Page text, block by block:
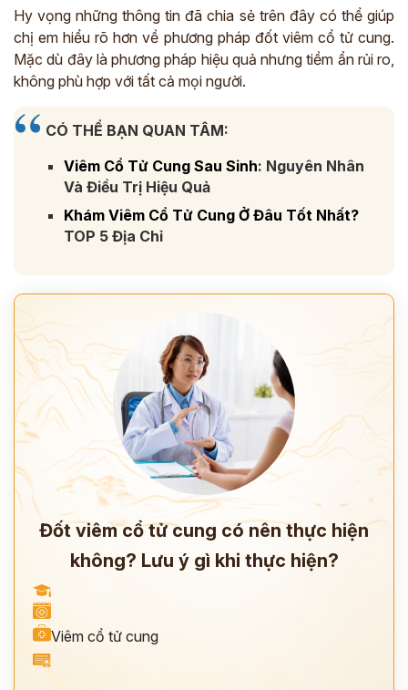
Hy vọng những thông tin đã chia sẻ trên đây có thể giúp
chị em hiểu rõ hơn về phương pháp đốt viêm cổ tử cung.
Mặc dù đây là phương pháp hiệu quả nhưng tiềm ẩn rủi ro,
không phù hợp với tất cả mọi người.
CÓ THỂ BẠN QUAN TÂM:
Viêm Cổ Tử Cung Sau Sinh: Nguyên Nhân
Và Điều Trị Hiệu Quả
Khám Viêm Cổ Tử Cung Ở Đâu Tốt Nhất?
TOP 5 Địa Chỉ
Đốt viêm cổ tử cung có nên thực hiện
không? Lưu ý gì khi thực hiện?
Viêm cổ tử cung